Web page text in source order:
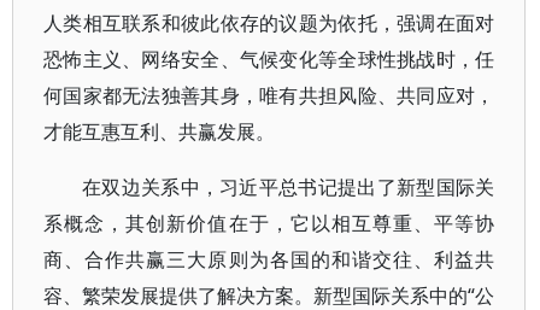
人类相互联系和彼此依存的议题为依托，强调在面对
恐怖主义、网络安全、气候变化等全球性挑战时，任
何国家都无法独善其身，唯有共担风险、共同应对，
才能互惠互利、共赢发展。
在双边关系中，习近平总书记提出了新型国际关
系概念，其创新价值在于，它以相互尊重、平等协
商、合作共赢三大原则为各国的和谐交往、利益共
容、繁荣发展提供了解决方案。新型国际关系中的“公